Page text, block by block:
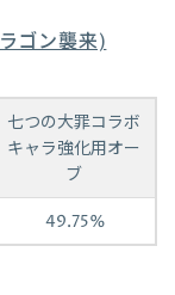
ゴン襲来)
七つの大罪コラボ
キャラ強化用オー
ブ
49.75%